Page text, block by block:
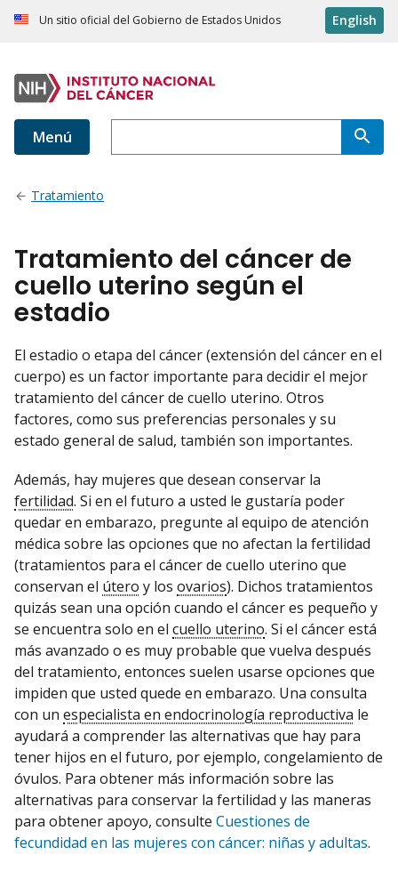
Un sitio oficial del Gobierno de Estados Unidos English
Menú
Tratamiento
Tratamiento del cáncer de
cuello uterino según el
estadio
El estadio o etapa del cáncer (extensión del cáncer en el
cuerpo) es un factor importante para decidir el mejor
tratamiento del cáncer de cuello uterino. Otros
factores, como sus preferencias personales y su
estado general de salud, también son importantes.
Además, hay mujeres que desean conservar la
fertilidad. Si en el futuro a usted le gustaría poder
quedar en embarazo, pregunte al equipo de atención
médica sobre las opciones que no afectan la fertilidad
(tratamientos para el cáncer de cuello uterino que
conservan el útero y los ovarios). Dichos tratamientos
quizás sean una opción cuando el cáncer es pequeño y
se encuentra solo en el cuello uterino. Si el cáncer está
más avanzado o es muy probable que vuelva después
del tratamiento, entonces suelen usarse opciones que
impiden que usted quede en embarazo. Una consulta
con un especialista en endocrinología reproductiva le
ayudará a comprender las alternativas que hay para
tener hijos en el futuro, por ejemplo, congelamiento de
óvulos. Para obtener más información sobre las
alternativas para conservar la fertilidad y las maneras
para obtener apoyo, consulte Cuestiones de
fecundidad en las mujeres con cáncer: niñas y adultas.